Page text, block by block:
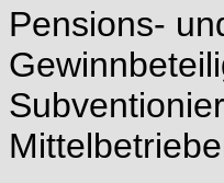
Pensions-